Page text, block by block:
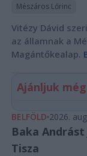
Mészáros Lőrinc
Vitézy Dávid
az államnak a
Magántőkealap.
Ajánljuk még
BELFÖLD 2026.
Baka
Tisza